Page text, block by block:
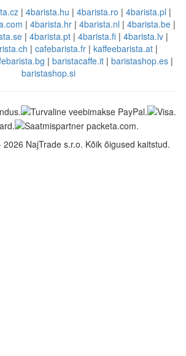
| 4barista.hu | 4barista.ro | 4barista.pl |
| 4barista.hr | 4barista.nl | 4barista.be |
| 4barista.pt | 4barista.fi | 4barista.lv |
| cafebarista.fr | kaffeebarista.at |
| baristacaffe.it| baristashop.es|
baristashop.si
NajTrade s.r.o. Kõik õigused kaitstud.